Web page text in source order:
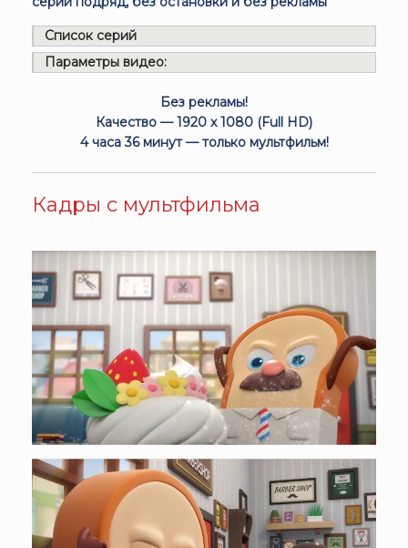
Список серий
Параметры видео:
Без рекламы!
Качество — 1920 x 1080 (Full HD)
4 часа 36 минут — только мультфильм!
Кадры с мультфильма